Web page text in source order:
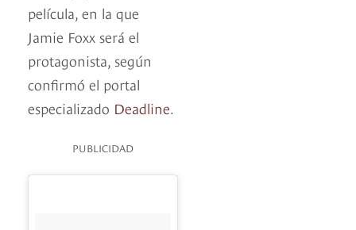
película, en la que
Jamie Foxx será el
protagonista, según
confirmó el portal
especializado Deadline.
PUBLICIDAD